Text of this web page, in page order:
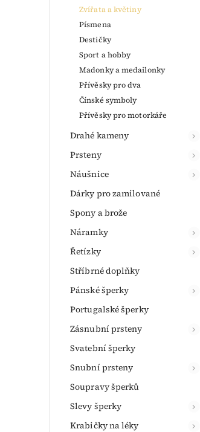
Zvířata a květiny
Písmena
Destičky
Sport a hobby
Madonky a medailonky
Přívěsky pro dva
Čínské symboly
Přívěsky pro motorkáře
Drahé kameny
Prsteny
Náušnice
Dárky pro zamilované
Spony a brože
Náramky
Řetízky
Stříbrné doplňky
Pánské šperky
Portugalské šperky
Zásnubní prsteny
Svatební šperky
Snubní prsteny
Soupravy šperků
Slevy šperky
Krabičky na léky